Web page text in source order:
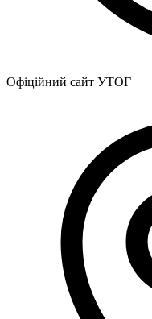
Офіційний сайт УТОГ